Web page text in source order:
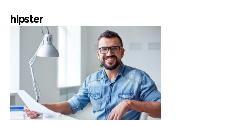
hipster